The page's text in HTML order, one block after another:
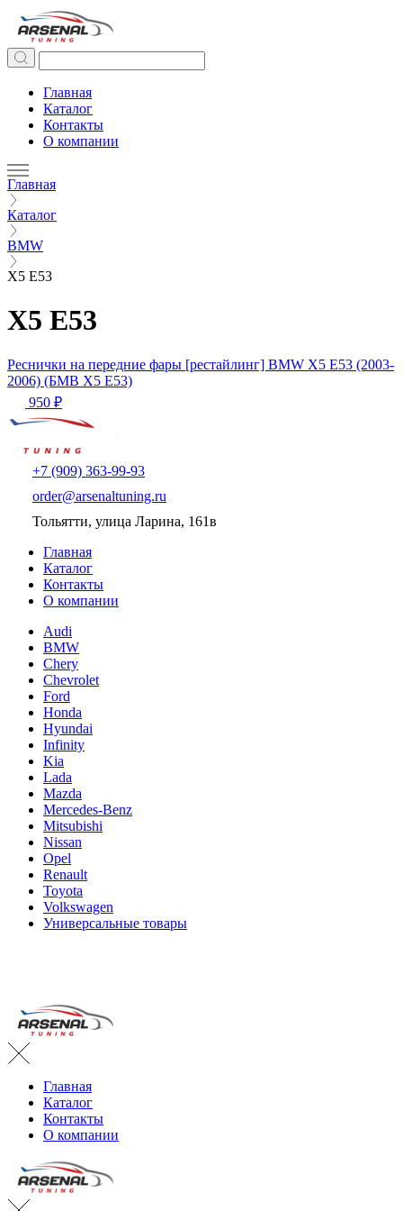
Главная
Каталог
Контакты
О компании
Главная
Каталог
BMW
Х5 Е53
Х5 Е53
Реснички на передние фары [рестайлинг] BMW Х5 Е53 (2003-
2006) (БМВ Х5 Е53)
950 ₽
+7 (909) 363-99-93
order@arsenaltuning.ru
Тольятти, улица Ларина, 161в
Главная
Каталог
Контакты
О компании
Audi
BMW
Chery
Chevrolet
Ford
Honda
Hyundai
Infinity
Kia
Lada
Mazda
Mercedes-Benz
Mitsubishi
Nissan
Opel
Renault
Toyota
Volkswagen
Универсальные товары
Главная
Каталог
Контакты
О компании